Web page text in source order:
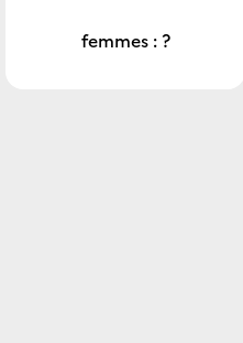
femmes : ?